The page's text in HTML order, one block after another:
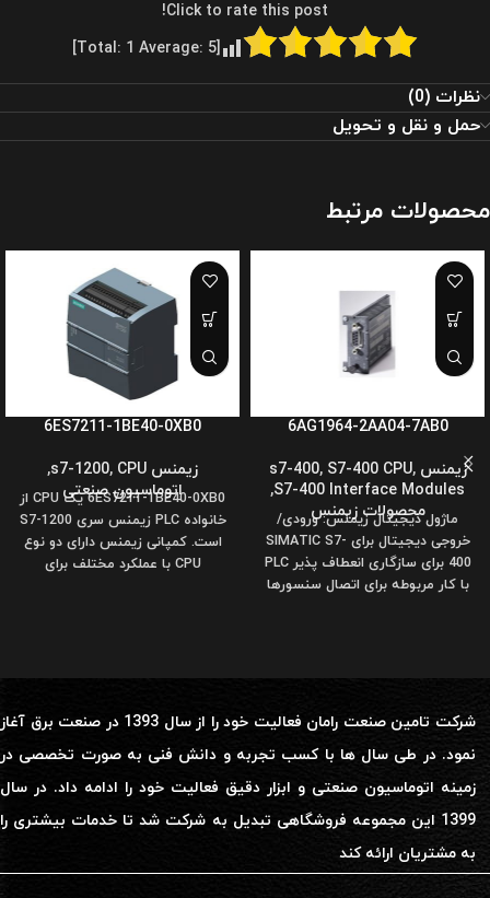
Click to rate this post!
[Total:
1 Average: 5
]
نظرات (0)
حمل و نقل و تحویل
محصولات مرتبط
6AG1964-2AA04-7AB0
زیمنس s7-400 , S7-400 CPU,
S7-400 Interface Modules
,
محصولات زیمنس
ماژول دیجیتال زیمنس: ورودی/
خروجی دیجیتال برای SIMATIC S7-
400 برای سازگاری انعطاف پذیر PLC
با کار مربوطه برای اتصال سنسورها
6ES7211-1BE40-0XB0
زیمنس s7-1200 , CPU
,
اتوماسیون صنعتی
6ES7211-1BE40-0XB0 یک CPU از
خانواده PLC زیمنس سری S7-1200
است. کمپانی زیمنس دارای دو نوع
CPU با عملکرد مختلف برای
شرکت تامین صنعت رامان فعالیت خود را از سال 1393 در صنعت برق آغاز
نمود. در طی سال ها با کسب تجربه و دانش فنی به صورت تخصصی در
زمینه اتوماسیون صنعتی و ابزار دقیق فعالیت خود را ادامه داد. در سال
1399 این مجموعه فروشگاهی تبدیل به شرکت شد تا خدمات بیشتری را
به مشتریان ارائه کند